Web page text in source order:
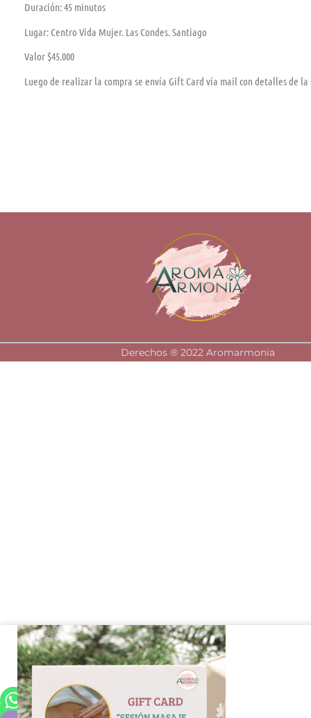
Duración: 45 minutos
Lugar: Centro Vida Mujer. Las Condes. Santiago
Valor $45.000
Luego de realizar la compra se envía Gift Card vía mail con detalles de
Derechos ®️ 2022 Aromarmonia
GIFTCARD
SESIÓN
MASAJE
UTERINO
CON